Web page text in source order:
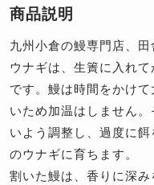
商品説明
九州小倉の鰻専門店、
ウナギは、生簀に入れ
です。鰻は時間をかけ
いため加温はしません
いよう調整し、過度に
のウナギに育ちます。
割いた鰻は、香りに深